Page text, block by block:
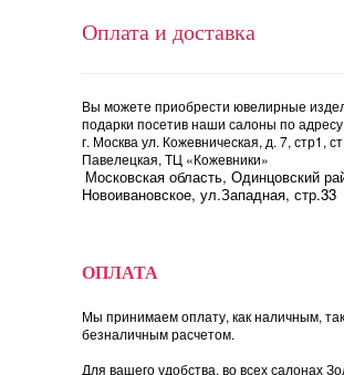
Оплата и доставка
Вы можете приобрести ювелирные
подарки посетив наши салоны по
г. Москва ул. Кожевническая, д. 7, стр1,
Павелецкая, ТЦ «Кожевники»
Московская область, Одинцовский
Новоивановское, ул.Западная, стр.33
ОПЛАТА
Мы принимаем оплату, как наличным,
безналичным расчетом.
Для вашего удобства, во всех салонах